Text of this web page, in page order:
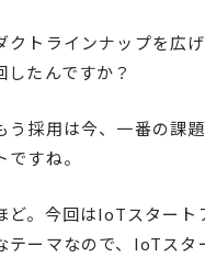
クトラインナップを広
したんですか？
う採用は今、一番の課
すね。
ど。今回はIoTスター
テーマなので、IoTスタ